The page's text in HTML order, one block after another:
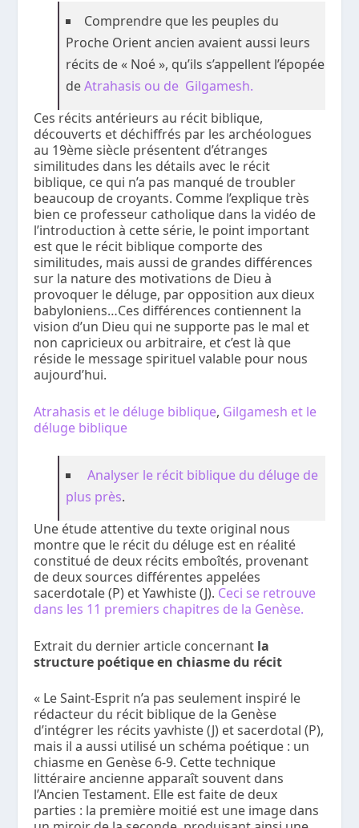
Comprendre que les peuples du
Proche Orient ancien avaient aussi leurs
récits de « Noé », qu’ils s’appellent l’épopée
deAtrahasis ou de Gilgamesh.
Ces récits antérieurs au récit biblique,
découverts et déchiffrés par les archéologues
au 19ème siècle présentent d’étranges
similitudes dans les détails avec le récit
biblique, ce qui n’a pas manqué de troubler
beaucoup de croyants. Comme l’explique très
bien ce professeur catholique dans la vidéo de
l’introduction à cette série, le point important
est que le récit biblique comporte des
similitudes, mais aussi de grandes différences
sur la nature des motivations de Dieu à
provoquer le déluge, par opposition aux dieux
babyloniens…Ces différences contiennent la
vision d’un Dieu qui ne supporte pas le mal et
non capricieux ou arbitraire, et c’est là que
réside le message spirituel valable pour nous
aujourd’hui.
Atrahasis et le déluge biblique, Gilgamesh et le
déluge biblique
Analyser le récit biblique du déluge de
plus près.
Une étude attentive du texte original nous
montre que le récit du déluge est en réalité
constitué de deux récits emboîtés, provenant
de deux sources différentes appelées
sacerdotale (P) et Yawhiste (J). Ceci se retrouve
dans les 11 premiers chapitres de la Genèse.
Extrait du dernier article concernant la
structure poétique en chiasme du récit
« Le Saint-Esprit n’a pas seulement inspiré le
rédacteur du récit biblique de la Genèse
d’intégrer les récits yavhiste (J) et sacerdotal (P),
mais il a aussi utilisé un schéma poétique : un
chiasme en Genèse 6-9. Cette technique
littéraire ancienne apparaît souvent dans
l’Ancien Testament. Elle est faite de deux
parties : la première moitié est une image dans